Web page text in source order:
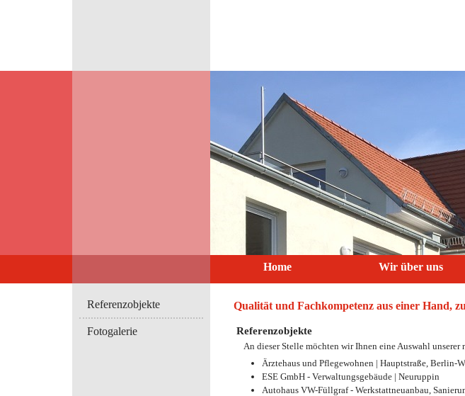
Home Wir über uns
Referenzobjekte
Fotogalerie
Qualität und Fachkompetenz aus einer Hand,
Referenzobjekte
An dieser Stelle möchten wir Ihnen eine Auswahl
Ärztehaus und Pflegewohnen | Hauptstraße, Berlin-
ESE GmbH - Verwaltungsgebäude | Neuruppin
Autohaus VW-Füllgraf - Werkstattneuanbau,